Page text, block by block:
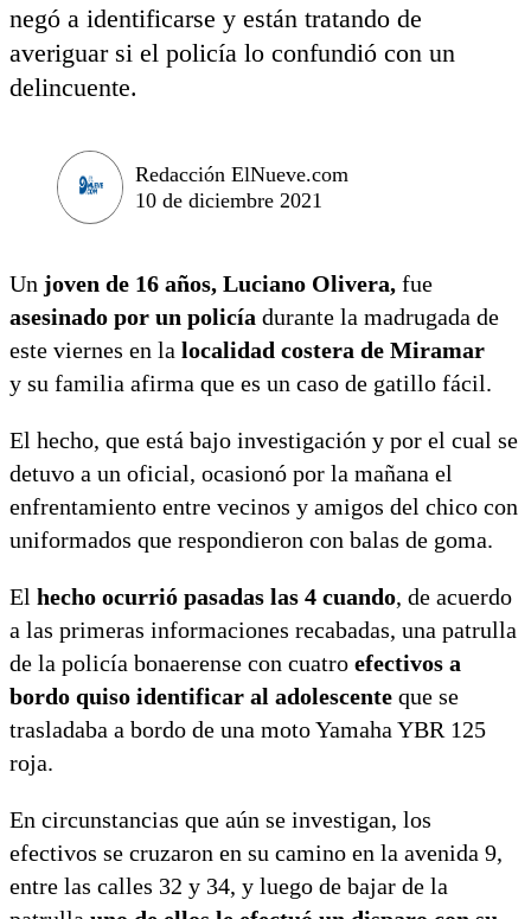
negó a identificarse y están tratando de
averiguar si el policía lo confundió con un
delincuente.
Redacción ElNueve.com
10 de diciembre 2021
Un joven de 16 años, Luciano Olivera, fue
asesinado por un policía durante la madrugada de
este viernes en la localidad costera de Miramar
y su familia afirma que es un caso de gatillo fácil.
El hecho, que está bajo investigación y por el cual se
detuvo a un oficial, ocasionó por la mañana el
enfrentamiento entre vecinos y amigos del chico con
uniformados que respondieron con balas de goma.
El hecho ocurrió pasadas las 4 cuando, de acuerdo
a las primeras informaciones recabadas, una patrulla
de la policía bonaerense con cuatro efectivos a
bordo quiso identificar al adolescente que se
trasladaba a bordo de una moto Yamaha YBR 125
roja.
En circunstancias que aún se investigan, los
efectivos se cruzaron en su camino en la avenida 9,
entre las calles 32 y 34, y luego de bajar de la